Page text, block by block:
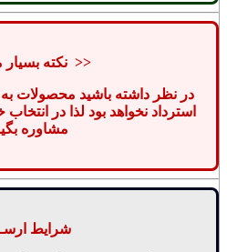
<< نکته
در نظر داشته باشید محصولات
استرداد نخواهد بود لذا در
مشاوره
شرایط